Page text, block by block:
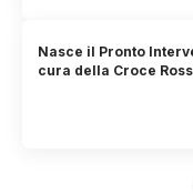
Nasce il Pronto
cura della Croce